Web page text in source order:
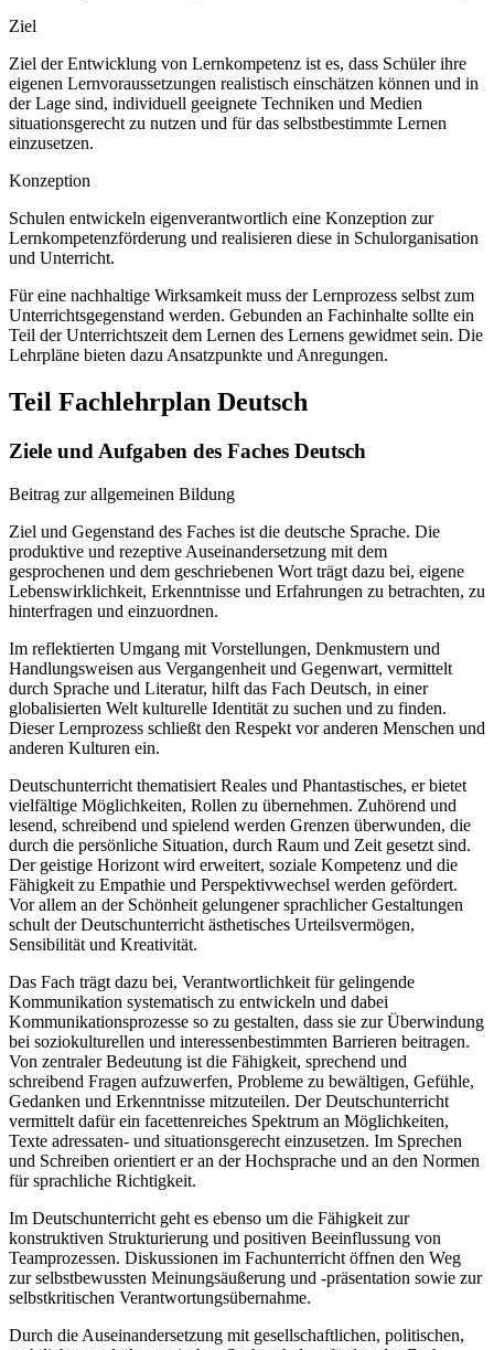
Ziel
Ziel der Entwicklung von Lernkompetenz ist es, dass Schüler ihre
eigenen Lernvoraussetzungen realistisch einschätzen können und in
der Lage sind, individuell geeignete Techniken und Medien
situationsgerecht zu nutzen und für das selbstbestimmte Lernen
einzusetzen.
Konzeption
Schulen entwickeln eigenverantwortlich eine Konzeption zur
Lernkompetenzförderung und realisieren diese in Schulorganisation
und Unterricht.
Für eine nachhaltige Wirksamkeit muss der Lernprozess selbst zum
Unterrichtsgegenstand werden. Gebunden an Fachinhalte sollte ein
Teil der Unterrichtszeit dem Lernen des Lernens gewidmet sein. Die
Lehrpläne bieten dazu Ansatzpunkte und Anregungen.
Teil Fachlehrplan Deutsch
Ziele und Aufgaben des Faches Deutsch
Beitrag zur allgemeinen Bildung
Ziel und Gegenstand des Faches ist die deutsche Sprache. Die
produktive und rezeptive Auseinandersetzung mit dem
gesprochenen und dem geschriebenen Wort trägt dazu bei, eigene
Lebenswirklichkeit, Erkenntnisse und Erfahrungen zu betrachten, zu
hinterfragen und einzuordnen.
Im reflektierten Umgang mit Vorstellungen, Denkmustern und
Handlungsweisen aus Vergangenheit und Gegenwart, vermittelt
durch Sprache und Literatur, hilft das Fach Deutsch, in einer
globalisierten Welt kulturelle Identität zu suchen und zu finden.
Dieser Lernprozess schließt den Respekt vor anderen Menschen und
anderen Kulturen ein.
Deutschunterricht thematisiert Reales und Phantastisches, er bietet
vielfältige Möglichkeiten, Rollen zu übernehmen. Zuhörend und
lesend, schreibend und spielend werden Grenzen überwunden, die
durch die persönliche Situation, durch Raum und Zeit gesetzt sind.
Der geistige Horizont wird erweitert, soziale Kompetenz und die
Fähigkeit zu Empathie und Perspektivwechsel werden gefördert.
Vor allem an der Schönheit gelungener sprachlicher Gestaltungen
schult der Deutschunterricht ästhetisches Urteilsvermögen,
Sensibilität und Kreativität.
Das Fach trägt dazu bei, Verantwortlichkeit für gelingende
Kommunikation systematisch zu entwickeln und dabei
Kommunikationsprozesse so zu gestalten, dass sie zur Überwindung
bei soziokulturellen und interessenbestimmten Barrieren beitragen.
Von zentraler Bedeutung ist die Fähigkeit, sprechend und
schreibend Fragen aufzuwerfen, Probleme zu bewältigen, Gefühle,
Gedanken und Erkenntnisse mitzuteilen. Der Deutschunterricht
vermittelt dafür ein facettenreiches Spektrum an Möglichkeiten,
Texte adressaten- und situationsgerecht einzusetzen. Im Sprechen
und Schreiben orientiert er an der Hochsprache und an den Normen
für sprachliche Richtigkeit.
Im Deutschunterricht geht es ebenso um die Fähigkeit zur
konstruktiven Strukturierung und positiven Beeinflussung von
Teamprozessen. Diskussionen im Fachunterricht öffnen den Weg
zur selbstbewussten Meinungsäußerung und -präsentation sowie zur
selbstkritischen Verantwortungsübernahme.
Durch die Auseinandersetzung mit gesellschaftlichen, politischen,